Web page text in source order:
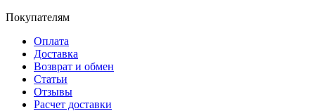
Покупателям
Оплата
Доставка
Возврат и обмен
Статьи
Отзывы
Расчет доставки